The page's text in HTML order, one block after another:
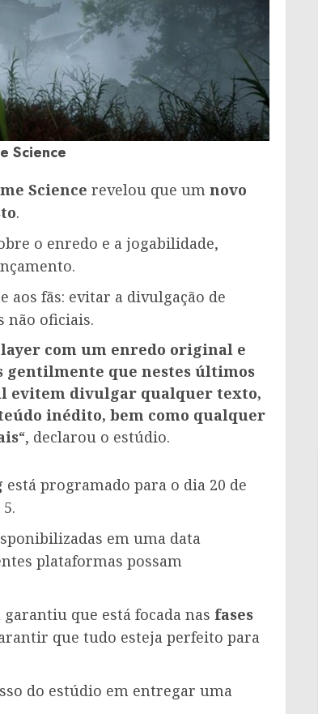
Science
Science revelou que um novo
.
o enredo e a jogabilidade,
fãs: evitar a divulgação de
não oficiais.
com um enredo original e
gentilmente que nestes últimos
evitem divulgar qualquer texto,
inédito, bem como qualquer
“, declarou o estúdio.
está programado para o dia 20 de
em uma data
plataformas possam
que está focada nas fases
que tudo esteja perfeito para
do estúdio em entregar uma